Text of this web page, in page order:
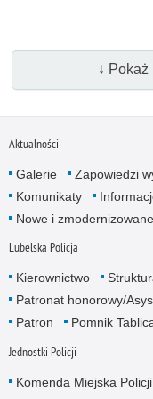
↓
Aktualności
Galerie Zapowiedzi
Komunikaty
Nowe i
Lubelska Policja
Kierownictwo
Patronat honorowy/
Patron
Pomnik
Jednostki Policji
Komenda Miejska